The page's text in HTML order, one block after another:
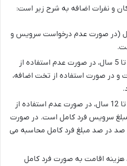
و نفرات اضافه به شرح زیر است:
کودکان زیر 2 سال (در صورت عدم درخواست سرویس و
هزینه اقامت کودکان 2 تا 5 سال، در صورت عدم استفاده از
و در صورت استفاده از تخت اضافه،
هزینه اقامت کودکان 5 تا 12 سال، در صورت عدم استفاده از
50 درصد مبلغ سرویس فرد کامل است. در صورت
صد در صد مبلغ فرد کامل محاسبه می
بالای 12 سال، هزینه اقامت به صورت فرد کامل